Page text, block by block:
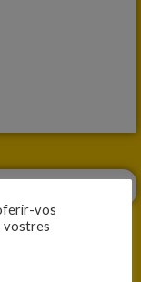
vos
vostres